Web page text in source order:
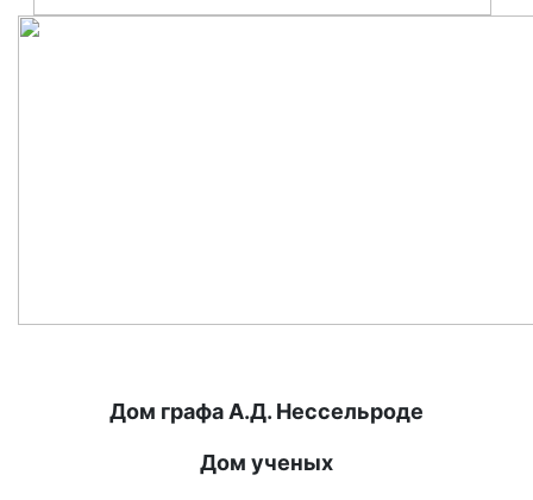
Дом графа А.Д. Нессельроде
Дом ученых